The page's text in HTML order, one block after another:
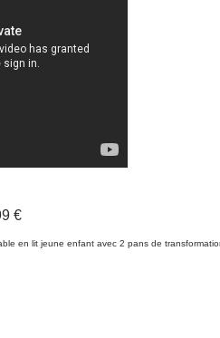
€
en lit jeune enfant avec 2 pans de